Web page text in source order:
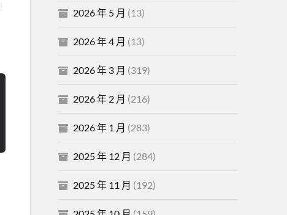
2026 年 5 月 (13)
2026 年 4 月 (13)
2026 年 3 月 (319)
2026 年 2 月 (216)
2026 年 1 月 (283)
2025 年 12 月 (284)
2025 年 11 月 (192)